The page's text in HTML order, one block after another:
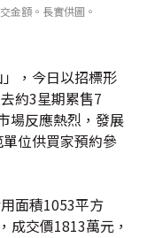
金額。長實供圖。
，今日以招標形
約3星期累售7
場反應熱烈，發展
位供買家預約參
面積1053平方
成交價1813萬元，